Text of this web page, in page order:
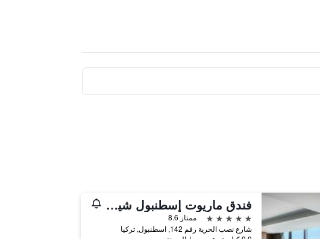
فندق ماريوت إسطنبول شيشلي
5 نجوم
ممتاز 8.6
شارع نصب الحرية رقم 142, اسطنبول, تركيا